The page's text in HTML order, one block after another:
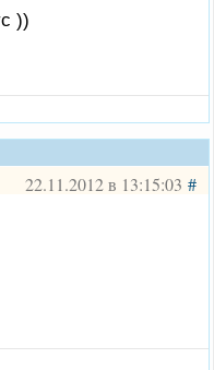
))
22.11.2012 в 13:15:03#